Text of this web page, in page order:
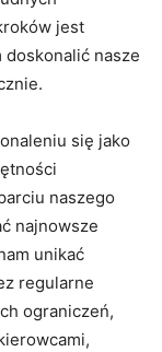
jest
nasze
się jako‍
naszego
najnowsze
unikać
regularne
ograniczeń,